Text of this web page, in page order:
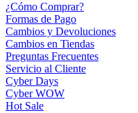
¿Cómo Comprar?
Formas de Pago
Cambios y Devoluciones
Cambios en Tiendas
Preguntas Frecuentes
Servicio al Cliente
Cyber Days
Cyber WOW
Hot Sale